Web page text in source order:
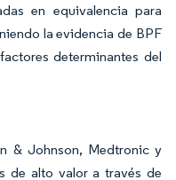
en equivalencia para
la evidencia de BPF
determinantes del
& Johnson, Medtronic y
de alto valor a través de